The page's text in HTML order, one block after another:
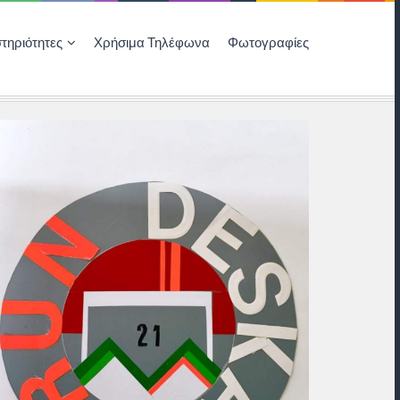
Χρήσιμα Τηλέφωνα Φωτογραφίες